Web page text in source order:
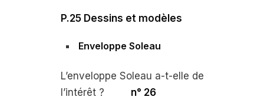
P.25 Dessins et modèles
Enveloppe Soleau
L’enveloppe Soleau a-t-elle de
l’intérêt ?
n° 26